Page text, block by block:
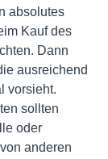
absolutes
Kauf des
Dann
ausreichend
vorsieht.
sollten
oder
anderen